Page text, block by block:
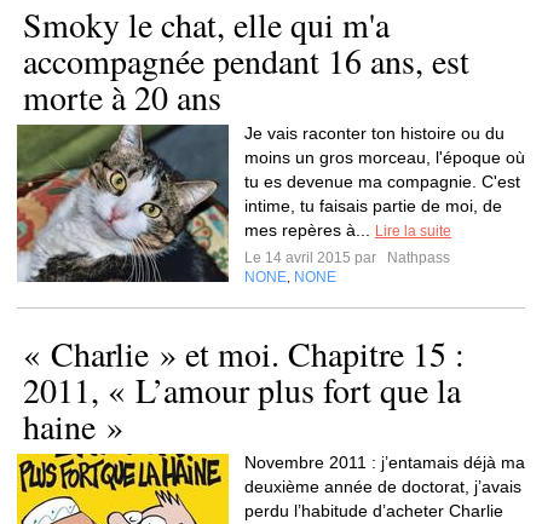
Smoky le chat, elle qui m'a
accompagnée pendant 16 ans, est
morte à 20 ans
Je vais raconter ton histoire ou du
moins un gros morceau, l'époque où
tu es devenue ma compagnie. C'est
intime, tu faisais partie de moi, de
mes repères à...
Lire la suite
Le 14 avril 2015 par
Nathpass
NONE NONE
« Charlie » et moi. Chapitre 15 :
2011, « L’amour plus fort que la
haine »
Novembre 2011 : j’entamais déjà ma
deuxième année de doctorat, j’avais
perdu l’habitude d’acheter Charlie